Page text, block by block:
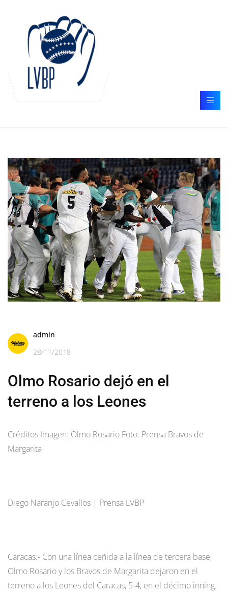
admin
28/11/2018
Olmo Rosario dejó en el
terreno a los Leones
Créditos Imagen: Olmo Rosario Foto: Prensa Bravos de
Margarita
Diego Naranjo Cevallos | Prensa LVBP
Caracas.- Con una línea ceñida a la línea de tercera base,
Olmo Rosario y los Bravos de Margarita dejaron en el
terreno a los Leones del Caracas, 5-4, en el décimo inning.